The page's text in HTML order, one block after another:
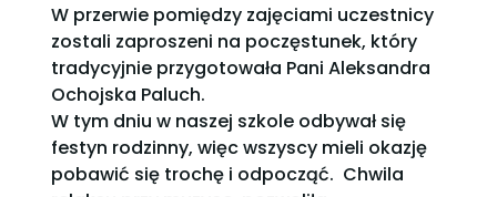
W przerwie pomiędzy zajęciami uczestnicy
zostali zaproszeni na poczęstunek, który
tradycyjnie przygotowała Pani Aleksandra
Ochojska Paluch.
W tym dniu w naszej szkole odbywał się
festyn rodzinny, więc wszyscy mieli okazję
pobawić się trochę i odpocząć. Chwila